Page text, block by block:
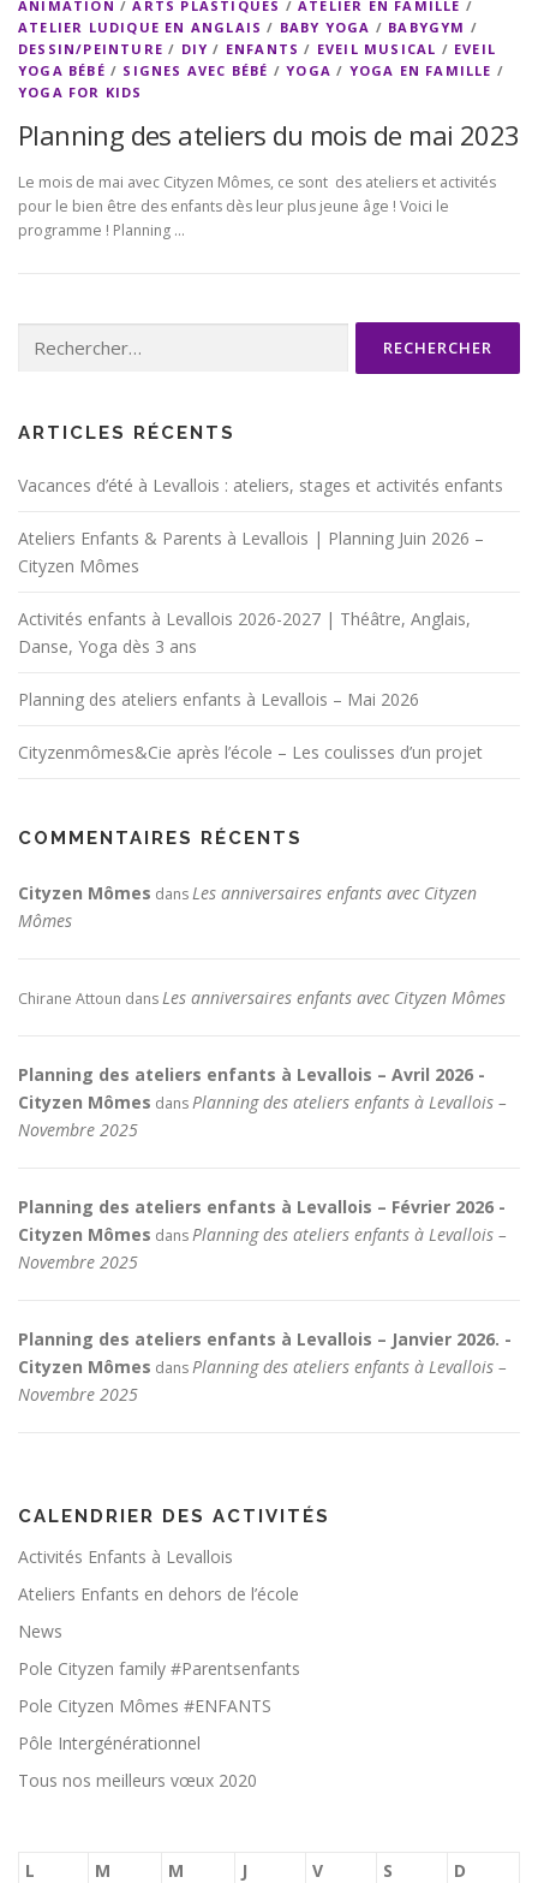
ANIMATION /ARTS PLASTIQUES /ATELIER EN FAMILLE /
ATELIER LUDIQUE EN ANGLAIS / BABY YOGA / BABYGYM /
DESSIN/PEINTURE / DIY / ENFANTS / EVEIL MUSICAL / EVEIL
YOGA BÉBÉ / SIGNES AVEC BÉBÉ /YOGA / YOGA EN FAMILLE /
YOGA FOR KIDS
Planning des ateliers du mois de mai 2023
Le mois de mai avec Cityzen Mômes, ce sont des ateliers et activités
pour le bien être des enfants dès leur plus jeune âge ! Voici le
programme ! Planning …
ARTICLES RÉCENTS
Vacances d’été à Levallois : ateliers, stages et activités enfants
Ateliers Enfants & Parents à Levallois | Planning Juin 2026 –
Cityzen Mômes
Activités enfants à Levallois 2026-2027 | Théâtre, Anglais,
Danse, Yoga dès 3 ans
Planning des ateliers enfants à Levallois – Mai 2026
Cityzenmômes&Cie après l’école – Les coulisses d’un projet
COMMENTAIRES RÉCENTS
Cityzen Mômes dansLes anniversaires enfants avec Cityzen
Mômes
Chirane Attoun dansLes anniversaires enfants avec Cityzen Mômes
Planning des ateliers enfants à Levallois – Avril 2026 -
Cityzen Mômes dansPlanning des ateliers enfants à Levallois –
Novembre 2025
Planning des ateliers enfants à Levallois – Février 2026 -
Cityzen Mômes dansPlanning des ateliers enfants à Levallois –
Novembre 2025
Planning des ateliers enfants à Levallois – Janvier 2026. -
Cityzen Mômes dansPlanning des ateliers enfants à Levallois –
Novembre 2025
CALENDRIER DES ACTIVITÉS
Activités Enfants à Levallois
Ateliers Enfants en dehors de l’école
News
Pole Cityzen family #Parentsenfants
Pole Cityzen Mômes #ENFANTS
Pôle Intergénérationnel
Tous nos meilleurs vœux 2020
L M M J V S D